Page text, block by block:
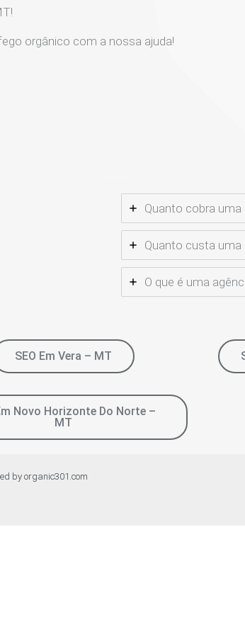
orgânico com a nossa ajuda!
Quanto cobra
Quanto custa
O que é uma
SEO Em Vera – MT
Novo Horizonte Do Norte –
MT
by organic301.com